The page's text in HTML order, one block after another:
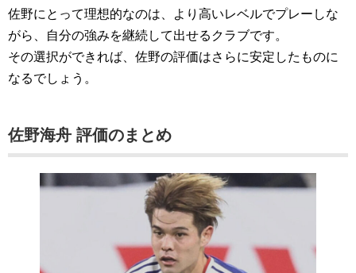
佐野にとって理想的なのは、より高いレベルでプレーしな
がら、自分の強みを継続して出せるクラブです。
その選択ができれば、佐野の評価はさらに安定したものに
なるでしょう。
佐野海舟 評価のまとめ